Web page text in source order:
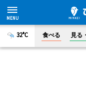
32°C 食べる 見る